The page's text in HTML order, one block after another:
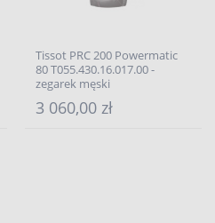
Tissot PRC 200 Powermatic
80 T055.430.16.017.00 -
zegarek męski
3 060,00 zł